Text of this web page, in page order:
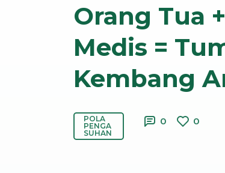
Foundation
Orang Tua
Medis =
Kembang
POLA
PENGA
SUHAN
0 0